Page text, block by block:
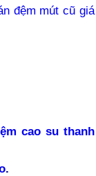
đệm mút cũ giá
cao su thanh
.